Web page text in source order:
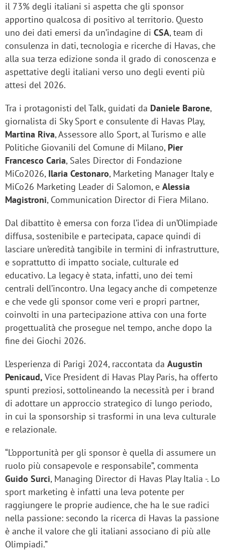
il 73% degli italiani si aspetta che gli sponsor
apportino qualcosa di positivo al territorio. Questo
uno dei dati emersi da un’indagine di CSA, team di
consulenza in dati, tecnologia e ricerche di Havas, che
alla sua terza edizione sonda il grado di conoscenza e
aspettative degli italiani verso uno degli eventi più
attesi del 2026.
Tra i protagonisti del Talk, guidati da Daniele Barone,
giornalista di Sky Sport e consulente di Havas Play,
Martina Riva, Assessore allo Sport, al Turismo e alle
Politiche Giovanili del Comune di Milano, Pier
Francesco Caria, Sales Director di Fondazione
MiCo2026, Ilaria Cestonaro, Marketing Manager Italy e
MiCo26 Marketing Leader di Salomon, e Alessia
Magistroni, Communication Director di Fiera Milano.
Dal dibattito è emersa con forza l’idea di un’Olimpiade
diffusa, sostenibile e partecipata, capace quindi di
lasciare un’eredità tangibile in termini di infrastrutture,
e soprattutto di impatto sociale, culturale ed
educativo. La legacy è stata, infatti, uno dei temi
centrali dell’incontro. Una legacy anche di competenze
e che vede gli sponsor come veri e propri partner,
coinvolti in una partecipazione attiva con una forte
progettualità che prosegue nel tempo, anche dopo la
fine dei Giochi 2026.
L’esperienza di Parigi 2024, raccontata da Augustin
Penicaud, Vice President di Havas Play Paris, ha offerto
spunti preziosi, sottolineando la necessità per i brand
di adottare un approccio strategico di lungo periodo,
in cui la sponsorship si trasformi in una leva culturale
e relazionale.
“L’opportunità per gli sponsor è quella di assumere un
ruolo più consapevole e responsabile”, commenta
Guido Surci, Managing Director di Havas Play Italia -. Lo
sport marketing è infatti una leva potente per
raggiungere le proprie audience, che ha le sue radici
nella passione: secondo la ricerca di Havas la passione
è anche il valore che gli italiani associano di più alle
Olimpiadi.”